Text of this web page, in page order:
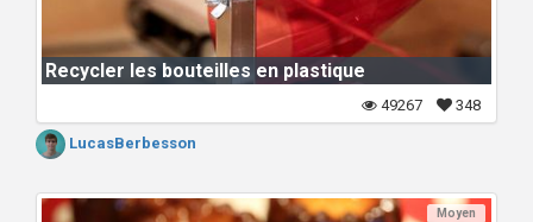
Recycler les bouteilles en plastique
348
49267
LucasBerbesson
Moyen